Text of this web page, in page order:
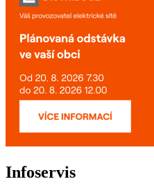
Infoservis